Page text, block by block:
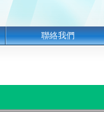
聯絡我們